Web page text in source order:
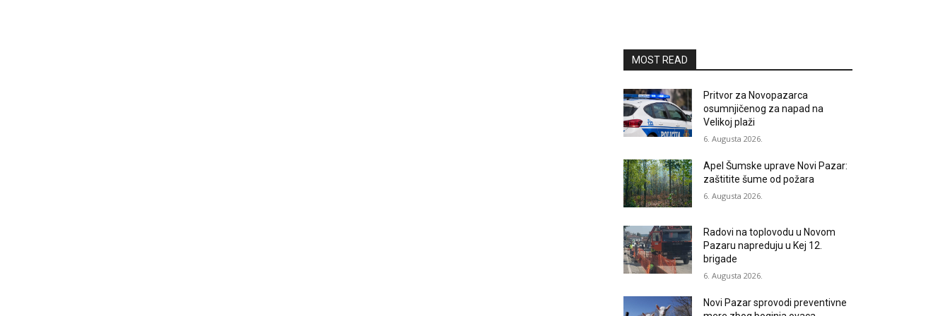
MOST READ
Pritvor za Novopazarca
osumnjičenog za napad na
Velikoj plaži
6. Augusta 2026.
Apel Šumske uprave Novi Pazar:
zaštitite šume od požara
6. Augusta 2026.
Radovi na toplovodu u Novom
Pazaru napreduju u Kej 12.
brigade
6. Augusta 2026.
Novi Pazar sprovodi preventivne